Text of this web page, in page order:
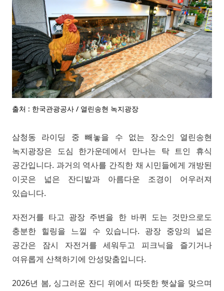
출처 : 한국관광공사 / 열린송현 녹지광장
삼청동 라이딩 중 빼놓을 수 없는 장소인 열린송현
녹지광장은 도심 한가운데에서 만나는 탁 트인 휴식
공간입니다. 과거의 역사를 간직한 채 시민들에게 개방된
이곳은 넓은 잔디밭과 아름다운 조경이 어우러져
있습니다.
자전거를 타고 광장 주변을 한 바퀴 도는 것만으로도
충분한 힐링을 느낄 수 있습니다. 광장 중앙의 넓은
공간은 잠시 자전거를 세워두고 피크닉을 즐기거나
여유롭게 산책하기에 안성맞춤입니다.
2026년 봄, 싱그러운 잔디 위에서 따뜻한 햇살을 맞으며